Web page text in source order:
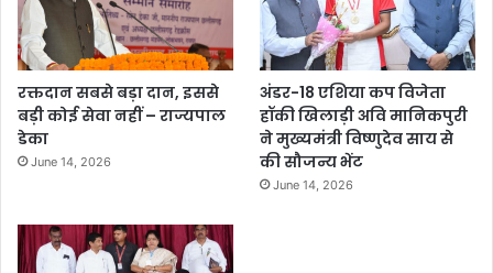
रक्तदान सबसे बड़ा दान, इससे
बड़ी कोई सेवा नहीं – राज्यपाल
डेका
June 14, 2026
अंडर-18 एशिया कप विजेता
हॉकी खिलाड़ी अवि मानिकपुरी
ने मुख्यमंत्री विष्णुदेव साय से
की सौजन्य भेंट
June 14, 2026